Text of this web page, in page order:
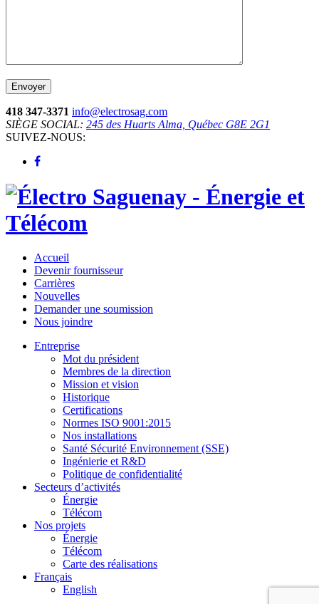
418 347-3371 info@electrosag.com
SIÈGE SOCIAL: 245 des Huarts Alma, Québec G8E 2G1
SUIVEZ-NOUS:
Accueil
Devenir fournisseur
Carrières
Nouvelles
Demander une soumission
Nous joindre
Entreprise
Mot du président
Membres de la direction
Mission et vision
Historique
Certifications
Normes ISO 9001:2015
Nos installations
Santé Sécurité Environnement (SSE)
Ingénierie et R&D
Politique de confidentialité
Secteurs d’activités
Énergie
Télécom
Nos projets
Énergie
Télécom
Carte des réalisations
Français
English